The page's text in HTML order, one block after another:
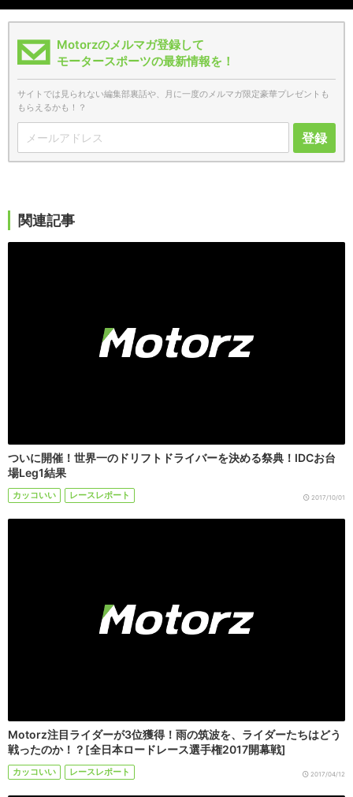
Motorzのメルマガ登録して
モータースポーツの最新情報を！
サイトでは見られない編集部裏話や、月に一度のメルマガ限定豪華プレゼントも
もらえるかも！？
登録
関連記事
ついに開催！世界一のドリフトドライバーを決める祭典！IDCお台
場Leg1結果
カッコいい レースレポート 2017/10/01
Motorz注目ライダーが3位獲得！雨の筑波を、ライダーたちはどう
戦ったのか！？[全日本ロードレース選手権2017開幕戦]
カッコいい レースレポート 2017/04/12